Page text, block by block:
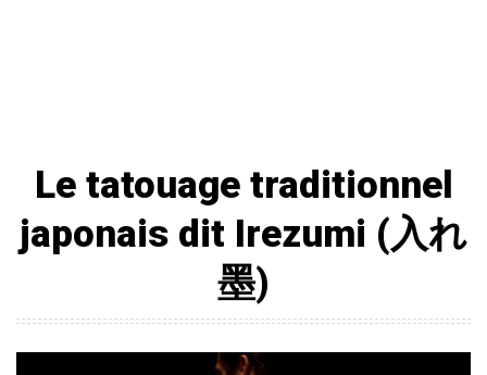
Le tatouage traditionnel
japonais dit Irezumi (入れ
墨)